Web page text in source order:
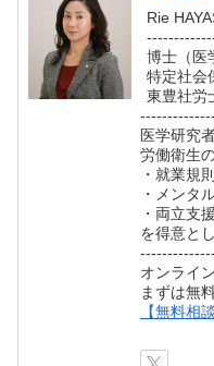
Rie
博士（医
特定社会
東豊社労
医学研究
労働衛生
・就業規
・メンタ
・両立支援
を得意と
オンライ
まずは無
【無料相